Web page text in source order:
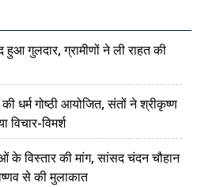
गुलदार, ग्रामीणों ने ली राहत की
की धर्म गोष्ठी आयोजित, संतों ने श्रीकृष्ण
विचार-विमर्श
के विस्तार की मांग, सांसद चंदन चौहान
से की मुलाकात